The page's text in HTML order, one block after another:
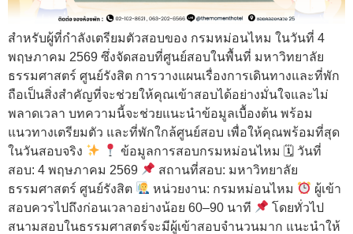
สำหรับผู้ที่กำลังเตรียมตัวสอบของ กรมหม่อนไหม ในวันที่ 4
พฤษภาคม 2569 ซึ่งจัดสอบที่ศูนย์สอบในพื้นที่ มหาวิทยาลัย
ธรรมศาสตร์ ศูนย์รังสิต การวางแผนเรื่องการเดินทางและที่พัก
ถือเป็นสิ่งสำคัญที่จะช่วยให้คุณเข้าสอบได้อย่างมั่นใจและไม่
พลาดเวลา บทความนี้จะช่วยแนะนำข้อมูลเบื้องต้น พร้อม
แนวทางเตรียมตัว และที่พักใกล้ศูนย์สอบ เพื่อให้คุณพร้อมที่สุด
ในวันสอบจริง
ข้อมูลการสอบกรมหม่อนไหม 🗓 วันที่
สอบ: 4 พฤษภาคม 2569
สถานที่สอบ: มหาวิทยาลัย
ธรรมศาสตร์ ศูนย์รังสิต
หน่วยงาน: กรมหม่อนไหม
ผู้เข้า
สอบควรไปถึงก่อนเวลาอย่างน้อย 60–90 นาที
โดยทั่วไป
สนามสอบในธรรมศาสตร์จะมีผู้เข้าสอบจำนวนมาก แนะนำให้